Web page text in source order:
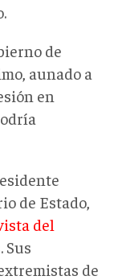
de
aunado a
en
de Estado,
del
Sus
de